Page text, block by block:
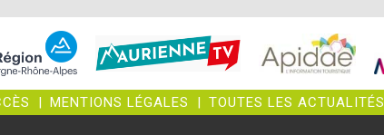
| MENTIONS LÉGALES | TOUTES LES ACTUALITÉS